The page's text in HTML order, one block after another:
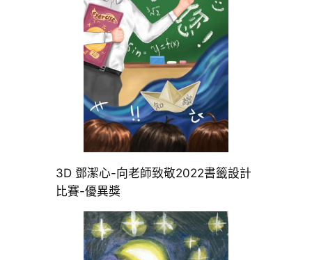
3D 鄧潔心-向老師致敬2022書籤設計
比賽-優異獎